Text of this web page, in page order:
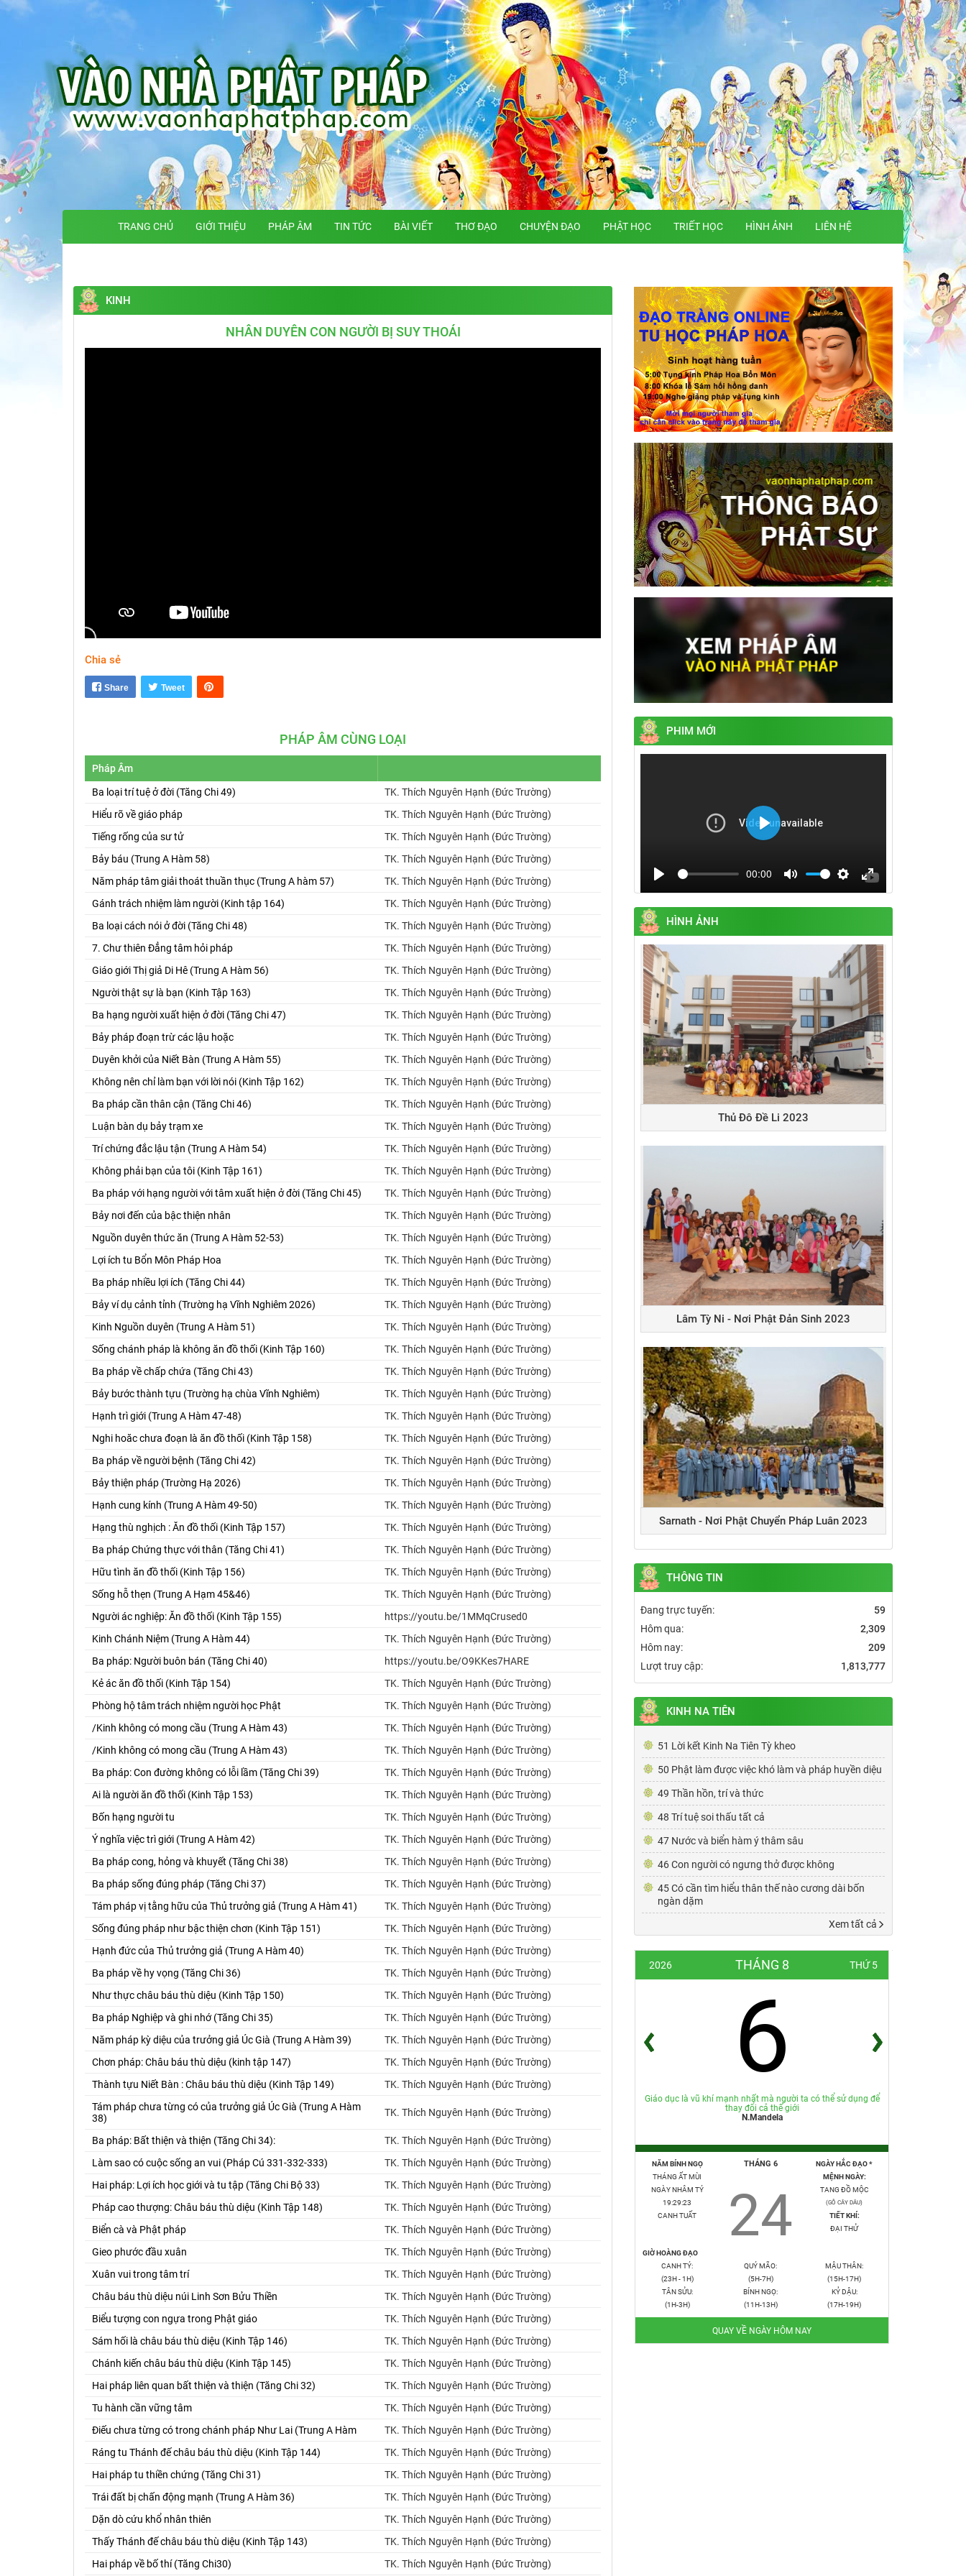
TRANG CHỦ GIỚI THIỆU PHÁP ÂM TIN TỨC BÀI VIẾT THƠ ĐẠO CHUYỆN ĐẠO PHẬT HỌC TRIẾT HỌC HÌNH ẢNH LIÊN HỆ
KINH
NHÂN DUYÊN CON NGƯỜI BỊ SUY THOÁI
Chia sẻ
Share Tweet
PHÁP ÂM CÙNG LOẠI
Pháp Âm
Ba loại trí tuệ ở đời (Tăng Chi 49)
TK. Thích Nguyên Hạnh (Đức Trường)
Hiểu rõ về giáo pháp
TK. Thích Nguyên Hạnh (Đức Trường)
Tiếng rống của sư tử
TK. Thích Nguyên Hạnh (Đức Trường)
Bảy báu (Trung A Hàm 58)
TK. Thích Nguyên Hạnh (Đức Trường)
Năm pháp tâm giải thoát thuần thục (Trung A hàm 57)
TK. Thích Nguyên Hạnh (Đức Trường)
Gánh trách nhiệm làm người (Kinh tập 164)
TK. Thích Nguyên Hạnh (Đức Trường)
Ba loại cách nói ở đời (Tăng Chi 48)
TK. Thích Nguyên Hạnh (Đức Trường)
7. Chư thiên Đẳng tâm hỏi pháp
TK. Thích Nguyên Hạnh (Đức Trường)
Giáo giới Thị giả Di Hê (Trung A Hàm 56)
TK. Thích Nguyên Hạnh (Đức Trường)
Người thật sự là bạn (Kinh Tập 163)
TK. Thích Nguyên Hạnh (Đức Trường)
Ba hạng người xuất hiện ở đời (Tăng Chi 47)
TK. Thích Nguyên Hạnh (Đức Trường)
Bảy pháp đoạn trừ các lậu hoặc
TK. Thích Nguyên Hạnh (Đức Trường)
Duyên khởi của Niết Bàn (Trung A Hàm 55)
TK. Thích Nguyên Hạnh (Đức Trường)
Không nên chỉ làm bạn với lời nói (Kinh Tập 162)
TK. Thích Nguyên Hạnh (Đức Trường)
Ba pháp cần thân cận (Tăng Chi 46)
TK. Thích Nguyên Hạnh (Đức Trường)
Luận bàn dụ bảy trạm xe
TK. Thích Nguyên Hạnh (Đức Trường)
Trí chứng đắc lậu tận (Trung A Hàm 54)
TK. Thích Nguyên Hạnh (Đức Trường)
Không phải bạn của tôi (Kinh Tập 161)
TK. Thích Nguyên Hạnh (Đức Trường)
Ba pháp với hạng người với tâm xuất hiện ở đời (Tăng Chi 45)
TK. Thích Nguyên Hạnh (Đức Trường)
Bảy nơi đến của bậc thiện nhân
TK. Thích Nguyên Hạnh (Đức Trường)
Nguồn duyên thức ăn (Trung A Hàm 52-53)
TK. Thích Nguyên Hạnh (Đức Trường)
Lợi ích tu Bổn Môn Pháp Hoa
TK. Thích Nguyên Hạnh (Đức Trường)
Ba pháp nhiều lợi ích (Tăng Chi 44)
TK. Thích Nguyên Hạnh (Đức Trường)
Bảy ví dụ cảnh tỉnh (Trường hạ Vĩnh Nghiêm 2026)
TK. Thích Nguyên Hạnh (Đức Trường)
Kinh Nguồn duyên (Trung A Hàm 51)
TK. Thích Nguyên Hạnh (Đức Trường)
Sống chánh pháp là không ăn đồ thối (Kinh Tập 160)
TK. Thích Nguyên Hạnh (Đức Trường)
Ba pháp về chấp chứa (Tăng Chi 43)
TK. Thích Nguyên Hạnh (Đức Trường)
Bảy bước thành tựu (Trường hạ chùa Vĩnh Nghiêm)
TK. Thích Nguyên Hạnh (Đức Trường)
Hạnh trì giới (Trung A Hàm 47-48)
TK. Thích Nguyên Hạnh (Đức Trường)
Nghi hoăc chưa đoạn là ăn đồ thối (Kinh Tập 158)
TK. Thích Nguyên Hạnh (Đức Trường)
Ba pháp về người bệnh (Tăng Chi 42)
TK. Thích Nguyên Hạnh (Đức Trường)
Bảy thiện pháp (Trường Hạ 2026)
TK. Thích Nguyên Hạnh (Đức Trường)
Hạnh cung kính (Trung A Hàm 49-50)
TK. Thích Nguyên Hạnh (Đức Trường)
Hạng thù nghịch : Ăn đồ thối (Kinh Tập 157)
TK. Thích Nguyên Hạnh (Đức Trường)
Ba pháp Chứng thực với thân (Tăng Chi 41)
TK. Thích Nguyên Hạnh (Đức Trường)
Hữu tình ăn đồ thối (Kinh Tập 156)
TK. Thích Nguyên Hạnh (Đức Trường)
Sống hỗ thẹn (Trung A Hạm 45&46)
TK. Thích Nguyên Hạnh (Đức Trường)
Người ác nghiệp: Ăn đồ thối (Kinh Tập 155)
https://youtu.be/1MMqCrused0
Kinh Chánh Niệm (Trung A Hàm 44)
TK. Thích Nguyên Hạnh (Đức Trường)
Ba pháp: Người buôn bán (Tăng Chi 40)
https://youtu.be/O9KKes7HARE
Kẻ ác ăn đồ thối (Kinh Tập 154)
TK. Thích Nguyên Hạnh (Đức Trường)
Phòng hộ tâm trách nhiệm người học Phật
TK. Thích Nguyên Hạnh (Đức Trường)
/Kinh không có mong cầu (Trung A Hàm 43)
TK. Thích Nguyên Hạnh (Đức Trường)
/Kinh không có mong cầu (Trung A Hàm 43)
TK. Thích Nguyên Hạnh (Đức Trường)
Ba pháp: Con đường không có lỗi lầm (Tăng Chi 39)
TK. Thích Nguyên Hạnh (Đức Trường)
Ai là người ăn đồ thối (Kinh Tập 153)
TK. Thích Nguyên Hạnh (Đức Trường)
Bốn hạng người tu
TK. Thích Nguyên Hạnh (Đức Trường)
Ý nghĩa việc trì giới (Trung A Hàm 42)
TK. Thích Nguyên Hạnh (Đức Trường)
Ba pháp cong, hỏng và khuyết (Tăng Chi 38)
TK. Thích Nguyên Hạnh (Đức Trường)
Ba pháp sống đúng pháp (Tăng Chi 37)
TK. Thích Nguyên Hạnh (Đức Trường)
Tám pháp vị tằng hữu của Thủ trưởng giả (Trung A Hàm 41)
TK. Thích Nguyên Hạnh (Đức Trường)
Sống đúng pháp như bậc thiện chơn (Kinh Tập 151)
TK. Thích Nguyên Hạnh (Đức Trường)
Hạnh đức của Thủ trưởng giả (Trung A Hàm 40)
TK. Thích Nguyên Hạnh (Đức Trường)
Ba pháp về hy vọng (Tăng Chi 36)
TK. Thích Nguyên Hạnh (Đức Trường)
Như thực châu báu thù diệu (Kinh Tập 150)
TK. Thích Nguyên Hạnh (Đức Trường)
Ba pháp Nghiệp và ghi nhớ (Tăng Chi 35)
TK. Thích Nguyên Hạnh (Đức Trường)
Năm pháp kỳ diệu của trưởng giả Úc Già (Trung A Hàm 39)
TK. Thích Nguyên Hạnh (Đức Trường)
Chơn pháp: Châu báu thù diệu (kinh tập 147)
TK. Thích Nguyên Hạnh (Đức Trường)
Thành tựu Niết Bàn : Châu báu thù diệu (Kinh Tập 149)
TK. Thích Nguyên Hạnh (Đức Trường)
Tám pháp chưa từng có của trưởng giả Úc Già (Trung A Hàm
38)
TK. Thích Nguyên Hạnh (Đức Trường)
Ba pháp: Bất thiện và thiện (Tăng Chi 34):
TK. Thích Nguyên Hạnh (Đức Trường)
Làm sao có cuộc sống an vui (Pháp Cú 331-332-333)
TK. Thích Nguyên Hạnh (Đức Trường)
Hai pháp: Lợi ích học giới và tu tập (Tăng Chi Bộ 33)
TK. Thích Nguyên Hạnh (Đức Trường)
Pháp cao thượng: Châu báu thù diệu (Kinh Tập 148)
TK. Thích Nguyên Hạnh (Đức Trường)
Biển cà và Phật pháp
TK. Thích Nguyên Hạnh (Đức Trường)
Gieo phước đầu xuân
TK. Thích Nguyên Hạnh (Đức Trường)
Xuân vui trong tâm trí
TK. Thích Nguyên Hạnh (Đức Trường)
Châu báu thù diệu núi Linh Sơn Bửu Thiền
TK. Thích Nguyên Hạnh (Đức Trường)
Biểu tượng con ngựa trong Phật giáo
TK. Thích Nguyên Hạnh (Đức Trường)
Sám hối là châu báu thù diệu (Kinh Tập 146)
TK. Thích Nguyên Hạnh (Đức Trường)
Chánh kiến châu báu thù diệu (Kinh Tập 145)
TK. Thích Nguyên Hạnh (Đức Trường)
Hai pháp liên quan bất thiện và thiện (Tăng Chi 32)
TK. Thích Nguyên Hạnh (Đức Trường)
Tu hành cần vững tâm
TK. Thích Nguyên Hạnh (Đức Trường)
Điếu chưa từng có trong chánh pháp Như Lai (Trung A Hàm
TK. Thích Nguyên Hạnh (Đức Trường)
Ráng tu Thánh đế châu báu thù diệu (Kinh Tập 144)
TK. Thích Nguyên Hạnh (Đức Trường)
Hai pháp tu thiền chứng (Tăng Chi 31)
TK. Thích Nguyên Hạnh (Đức Trường)
Trái đất bị chấn động mạnh (Trung A Hàm 36)
TK. Thích Nguyên Hạnh (Đức Trường)
Dặn dò cứu khổ nhân thiên
TK. Thích Nguyên Hạnh (Đức Trường)
Thấy Thánh đế châu báu thù diệu (Kinh Tập 143)
TK. Thích Nguyên Hạnh (Đức Trường)
Hai pháp về bố thí (Tăng Chi30)
TK. Thích Nguyên Hạnh (Đức Trường)
PHIM MỚI
00:00
fullscreen
Play
HÌNH ẢNH
Thủ Đô Đề Li 2023
Lâm Tỳ Ni - Nơi Phật Đản Sinh 2023
Sarnath - Nơi Phật Chuyển Pháp Luân 2023
THÔNG TIN
Đang trực tuyến:
59
Hôm qua:
2,309
Hôm nay:
209
Lượt truy cập:
1,813,777
KINH NA TIÊN
51 Lời kết Kinh Na Tiên Tỳ kheo
50 Phật làm được việc khó làm và pháp huyền diệu
49 Thần hồn, trí và thức
48 Trí tuệ soi thấu tất cả
47 Nước và biển hàm ý thâm sâu
46 Con người có ngưng thở được không
45 Có cần tìm hiểu thân thế nào cương dài bốn
ngàn dặm
Xem tất cả
2026 THÁNG 8 THỨ 5
6
Giáo dục là vũ khí mạnh nhất mà người ta có thể sử dụng để
thay đổi cả thế giới
N.Mandela
NĂM BÍNH NGỌ
THÁNG ẤT MÙI
NGÀY NHÂM TÝ
19:29:24
CANH TUẤT
THÁNG 6
24
NGÀY HẮC ĐẠO *
MỆNH NGÀY:
TANG ĐỒ MỘC
(GỖ CÂY DÂU)
TIẾT KHÍ:
ĐẠI THỬ
GIỜ HOÀNG ĐẠO
CANH TÝ:
(23H - 1H)
TÂN SỬU:
(1H-3H)
QUÝ MÃO:
(5H-7H)
BÍNH NGỌ:
(11H-13H)
MẬU THÂN:
(15H-17H)
KỶ DẬU:
(17H-19H)
QUAY VỀ NGÀY HÔM NAY